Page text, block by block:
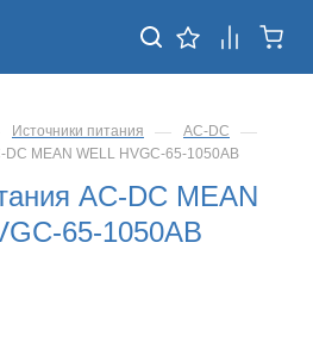
Источники питания — AC-DC —
DC MEAN WELL HVGC-65-1050AB
AC-DC MEAN
65-1050AB